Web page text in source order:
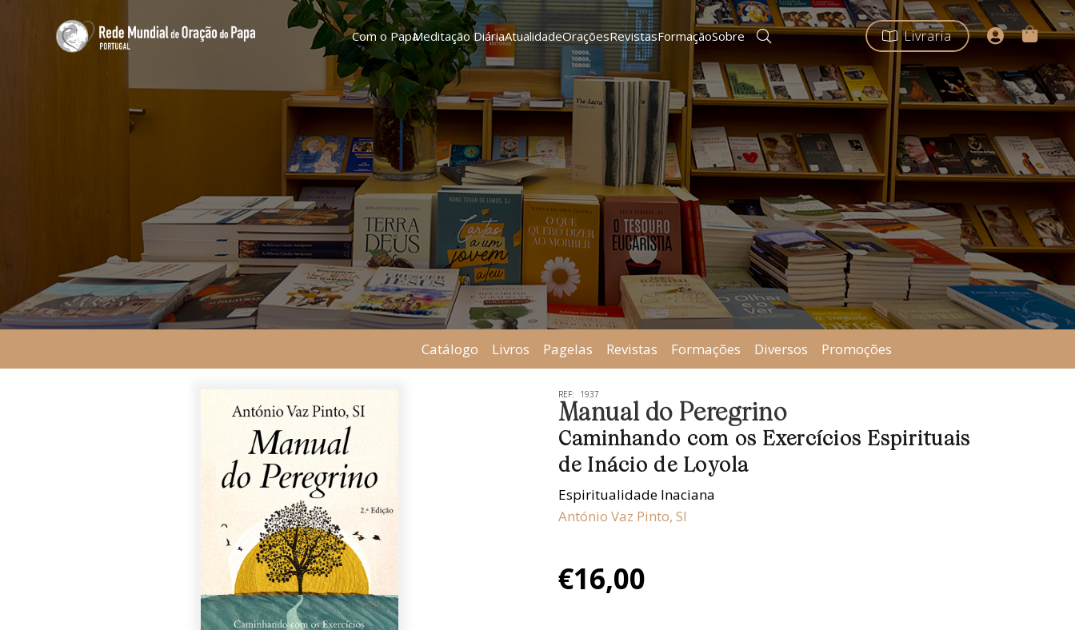
Com o PapaMeditação DiáriaAtualidadeOraçõesRevistasFormaçãoSobre Livraria
Catálogo Livros Pagelas Revistas Formações Diversos Promoções
REF: 1937
Manual do Peregrino
Caminhando com os Exercícios Espirituais
de Inácio de Loyola
Espiritualidade Inaciana
António Vaz Pinto, SI
€16,00